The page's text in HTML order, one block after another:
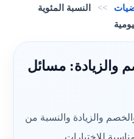
>>
النسبة المئوية
والزيادة: مسائل
والزيادة والنسبة من
للاختبارات.